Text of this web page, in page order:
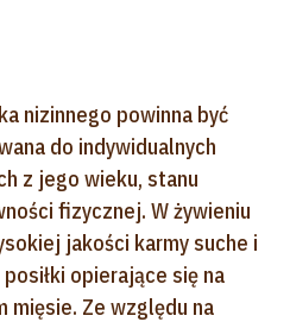
nizinnego powinna być
do indywidualnych
z jego wieku, stanu
fizycznej. W żywieniu
jakości karmy suche i
opierające się na
mięsie. Ze względu na